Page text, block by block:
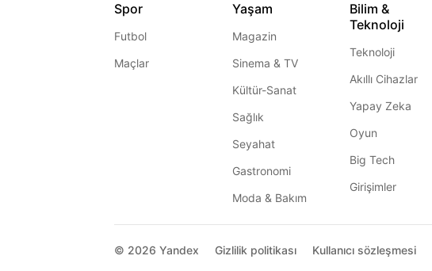
Spor
Futbol
Maçlar
Yaşam
Magazin
Sinema & TV
Kültür-Sanat
Sağlık
Seyahat
Gastronomi
Moda & Bakım
Bilim &
Teknoloji
Teknoloji
Akıllı Cihazlar
Yapay Zeka
Oyun
Big Tech
Girişimler
© 2026 Yandex Gizlilik politikası Kullanıcı sözleşmesi